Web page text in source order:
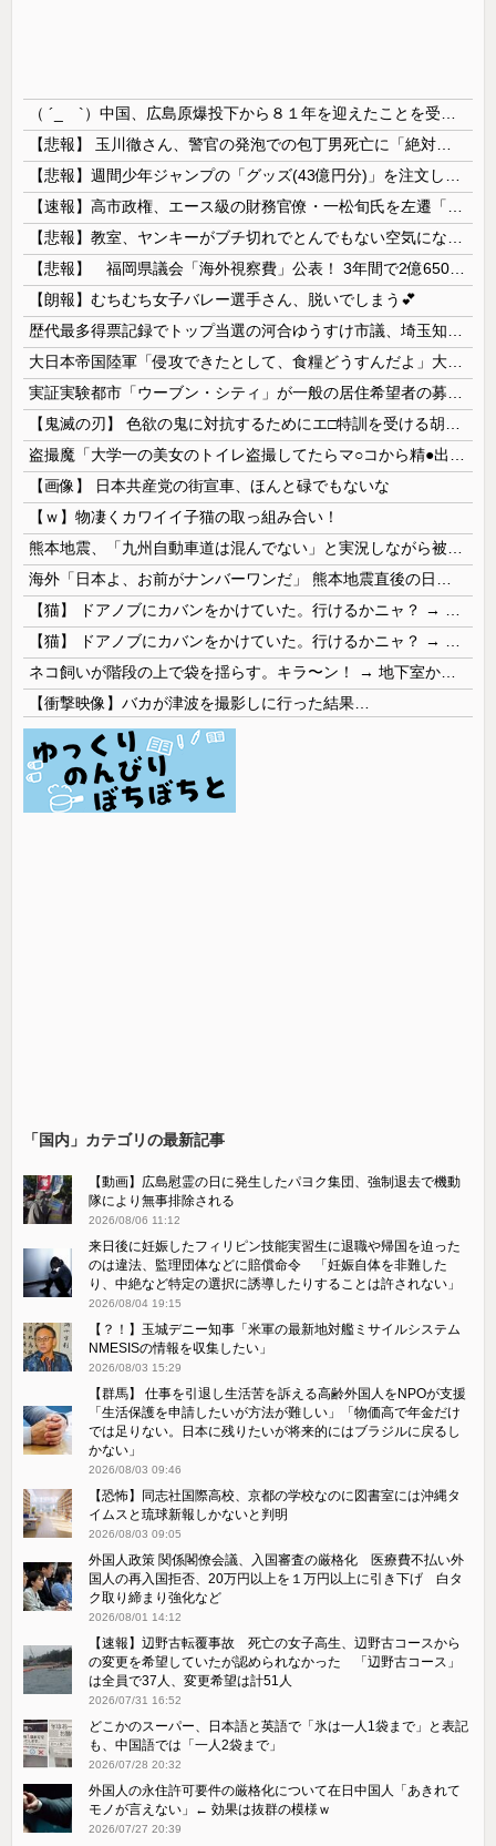
（ ´_ゝ`）中国、広島原爆投下から８１年を迎えたことを受け「日本は原爆被害者の立場で同情を買おうとするのを止めろ」
【悲報】 玉川徹さん、警官の発泡での包丁男死亡に「絶対に死刑にならない罪なのに警察が死刑にした！」 → 元警官のマジレスがコチラ → ………
【悲報】週間少年ジャンプの「グッズ(43億円分)」を注文し全てキャンセルした女逮捕ｗｗｗｗｗｗｗｗ
【速報】高市政権、エース級の財務官僚・一松旬氏を左遷「彼は協力的でなかった」財務省の言いなりではないことが判明
【悲報】教室、ヤンキーがブチ切れでとんでもない空気になるｗｗｗｗ
【悲報】 福岡県議会「海外視察費」公表！ 3年間で2億6500万円ｗｗｗｗｗｗｗｗｗ
【朗報】むちむち女子バレー選手さん、脱いでしまう💕
歴代最多得票記録でトップ当選の河合ゆうすけ市議、埼玉知事選（来年８月）に立候補表明！「埼玉県の外国人問題を解決するには、知事選で保守の政治家が立...
大日本帝国陸軍「侵攻できたとして、食糧どうすんだよ」大本営「現地調達」陸軍「え？」
実証実験都市「ウーブン・シティ」が一般の居住希望者の募集開始 すでにトヨタ関係者が居住
【鬼滅の刃】 色欲の鬼に対抗するためにエ□特訓を受ける胡蝶しのぶ…！クールなしのぶが快楽に抗えず翻弄されちゃう…
盗撮魔「大学一の美女のトイレ盗撮してたらマ○コから精●出てきたんだが…」（動画あり）
【画像】 日本共産党の街宣車、ほんと碌でもないな
【ｗ】物凄くカワイイ子猫の取っ組み合い！
熊本地震、「九州自動車道は混んでない」と実況しながら被災地へ向かう有名アナなどに批判殺到 全国紙記者「最新の状況をいち早く伝えることは報道機関としての責務」「情報を取り上げることには大きな意義がある」
海外「日本よ、お前がナンバーワンだ」 熊本地震直後の日本の対応のスピードに世界が衝撃
【猫】 ドアノブにカバンをかけていた。行けるかニャ？ → 猫はこうなります…
【猫】 ドアノブにカバンをかけていた。行けるかニャ？ → 猫はこうなります…
ネコ飼いが階段の上で袋を揺らす。キラ〜ン！ → 地下室からヤツが現れる…
【衝撃映像】バカが津波を撮影しに行った結果…
「国内」カテゴリの最新記事
【動画】広島慰霊の日に発生したパヨク集団、強制退去で機動
隊により無事排除される
2026/08/06 11:12
来日後に妊娠したフィリピン技能実習生に退職や帰国を迫った
のは違法、監理団体などに賠償命令 「妊娠自体を非難した
り、中絶など特定の選択に誘導したりすることは許されない」
2026/08/04 19:15
【？！】玉城デニー知事「米軍の最新地対艦ミサイルシステム
NMESISの情報を収集したい」
2026/08/03 15:29
【群馬】 仕事を引退し生活苦を訴える高齢外国人をNPOが支援
「生活保護を申請したいが方法が難しい」「物価高で年金だけ
では足りない。日本に残りたいが将来的にはブラジルに戻るし
かない」
2026/08/03 09:46
【恐怖】同志社国際高校、京都の学校なのに図書室には沖縄タ
イムスと琉球新報しかないと判明
2026/08/03 09:05
外国人政策 関係閣僚会議、入国審査の厳格化 医療費不払い外
国人の再入国拒否、20万円以上を１万円以上に引き下げ 白タ
ク取り締まり強化など
2026/08/01 14:12
【速報】辺野古転覆事故 死亡の女子高生、辺野古コースから
の変更を希望していたが認められなかった 「辺野古コース」
は全員で37人、変更希望は計51人
2026/07/31 16:52
どこかのスーパー、日本語と英語で「氷は一人1袋まで」と表記
も、中国語では「一人2袋まで」
2026/07/28 20:32
外国人の永住許可要件の厳格化について在日中国人「あきれて
モノが言えない」← 効果は抜群の模様ｗ
2026/07/27 20:39